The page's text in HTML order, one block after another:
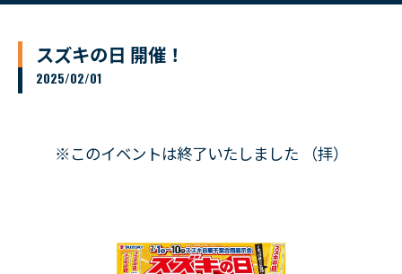
スズキの日 開催！
2025/02/01
※このイベントは終了いたしました （拝）